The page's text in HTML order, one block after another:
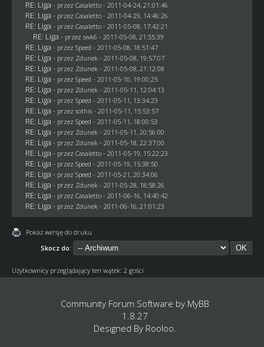
RE: Liga - przez Casaletto- 2011-04-24, 21:01:46
RE: Liga - przez Casaletto- 2011-04-29, 14:46:26
RE: Liga - przez Casaletto- 2011-05-08, 17:42:21
RE: Liga - przez swk6 - 2011-05-08, 21:55:39
RE: Liga - przez Speed - 2011-05-08, 18:51:47
RE: Liga - przez Zdunek - 2011-05-08, 19:57:07
RE: Liga - przez Zdunek - 2011-05-08, 21:12:08
RE: Liga - przez Speed - 2011-05-10, 19:00:25
RE: Liga - przez Zdunek - 2011-05-11, 12:04:13
RE: Liga - przez Speed - 2011-05-11, 13:34:23
RE: Liga - przez sothis- 2011-05-11, 15:53:57
RE: Liga - przez Speed - 2011-05-11, 18:00:53
RE: Liga - przez Zdunek - 2011-05-11, 20:56:00
RE: Liga - przez Zdunek - 2011-05-18, 22:37:00
RE: Liga - przez Casaletto- 2011-05-19, 15:22:23
RE: Liga - przez Speed - 2011-05-19, 15:38:50
RE: Liga - przez Speed - 2011-05-21, 20:34:06
RE: Liga - przez Zdunek - 2011-05-28, 18:58:26
RE: Liga - przez Casaletto- 2011-06-16, 14:40:42
RE: Liga - przez Zdunek - 2011-06-16, 21:01:23
Pokaż wersję do druku
Skocz do:
Użytkownicy przeglądający ten wątek: 2 gości
Community Forum Software by MyBB
1.8.27
Designed By Rooloo